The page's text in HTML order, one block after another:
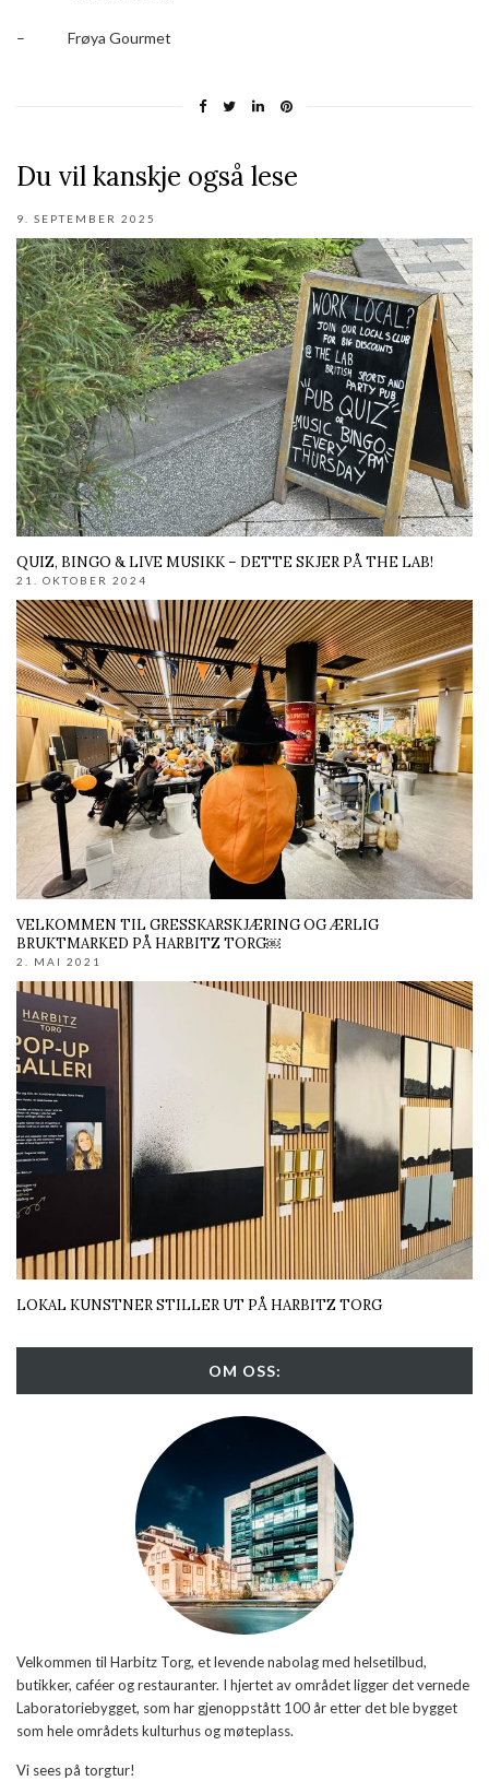
– Frøya Gourmet
Du vil kanskje også lese
9. SEPTEMBER 2025
QUIZ, BINGO & LIVE MUSIKK – DETTE SKJER PÅ THE LAB!
21. OKTOBER 2024
VELKOMMEN TIL GRESSKARSKJÆRING OG ÆRLIG
BRUKTMARKED PÅ HARBITZ TORG￼
2. MAI 2021
LOKAL KUNSTNER STILLER UT PÅ HARBITZ TORG
OM OSS:
Velkommen til Harbitz Torg, et levende nabolag med helsetilbud,
butikker, caféer og restauranter. I hjertet av området ligger det vernede
Laboratoriebygget, som har gjenoppstått 100 år etter det ble bygget
som hele områdets kulturhus og møteplass.
Vi sees på torgtur!